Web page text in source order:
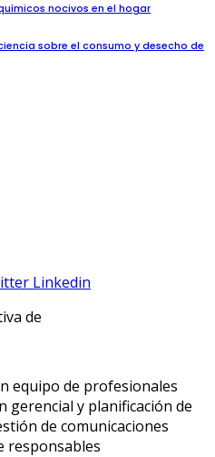
nocivos en el hogar
sobre el consumo y desecho de
Linkedin
de
equipo de profesionales
gerencial y planificación de
de comunicaciones
responsables